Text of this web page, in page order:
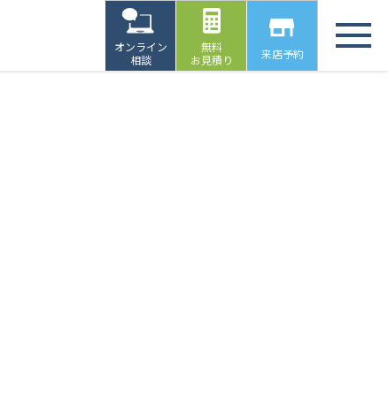
オンライン
相談
無料
お見積り
来店予約